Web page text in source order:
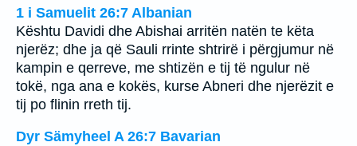
1 i Samuelit 26:7 Albanian
Kështu Davidi dhe Abishai arritën natën te këta
njerëz; dhe ja që Sauli rrinte shtrirë i përgjumur në
kampin e qerreve, me shtizën e tij të ngulur në
tokë, nga ana e kokës, kurse Abneri dhe njerëzit e
tij po flinin rreth tij.
Dyr Sämyheel A 26:7 Bavarian